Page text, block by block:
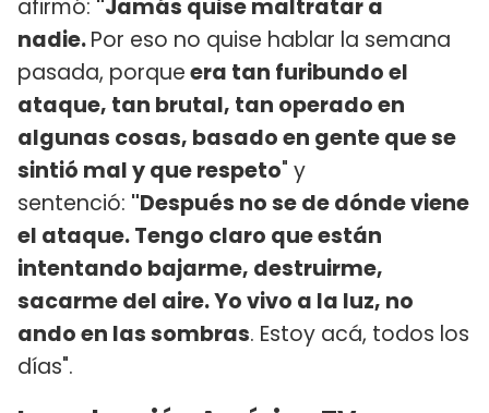
afirmó: "Jamás quise maltratar a
nadie.Por eso no quise hablar la semana
pasada, porqueera tan furibundo el
ataque, tan brutal, tan operado en
algunas cosas, basado en gente que se
sintió mal y que respeto" y
sentenció: "Después no se de dónde viene
el ataque. Tengo claro que están
intentando bajarme, destruirme,
sacarme del aire. Yo vivo a la luz, no
ando en las sombras. Estoy acá, todos los
días".